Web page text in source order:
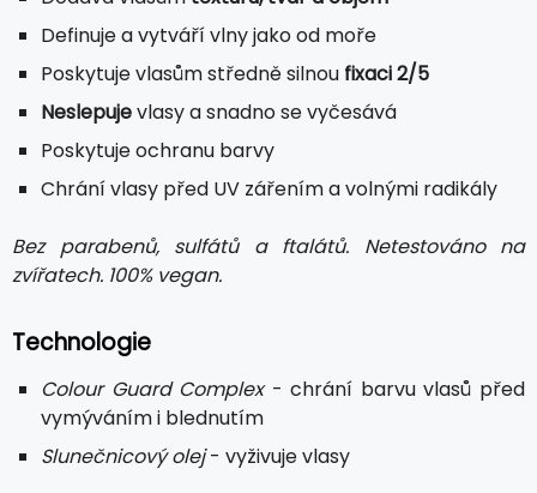
Definuje a vytváří vlny jako od moře
Poskytuje vlasům středně silnou fixaci 2/5
Neslepujevlasy a snadno se vyčesává
Poskytuje ochranu barvy
Chrání vlasy před UV zářením a volnými radikály
Bez parabenů, sulfátů a ftalátů. Netestováno na
zvířatech. 100% vegan.
Technologie
Colour Guard Complex- chrání barvu vlasů před
vymýváním i blednutím
Slunečnicový olej- vyživuje vlasy